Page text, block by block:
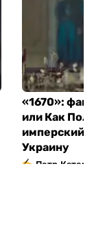
«1670»:
или Как
имперский
Украину
Петр